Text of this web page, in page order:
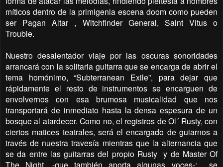
míticos dentro de la primigenia escena doom como pueden
ser Pagan Altar , Witchfinder General, Saint Vitus o
Trouble.
Nuestro desalentador viaje por las oscuras sonoridades
arrancará con la solitaria guitarra que se encarga de abrir el
tema homónimo, “Subterranean Exile”, para dejar que
rápidamente el resto de instrumentos se encarguen de
envolvernos con esa brumosa musicalidad que nos
transportará de inmediato hasta la densa espesura de un
bosque al atardecer. Como no, el registros de Ol´ Rusty, con
ciertos matices teatrales, será el encargado de guiarnos a
través de nuestra travesía mientras que la alternancia que
se da entre las guitarras del propio Rusty y de Master Of
The Night, -que también aporta algunas voces-;
se